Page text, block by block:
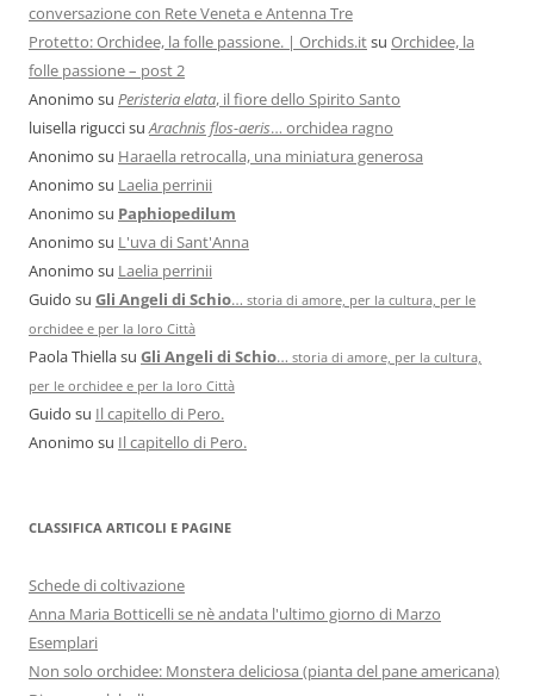
conversazione con Rete Veneta e Antenna Tre
Protetto: Orchidee, la folle passione. | Orchids.itsu Orchidee, la
folle passione – post 2
Anonimo su Peristeria elata, il fiore dello Spirito Santo
luisella riguccisu Arachnis flos-aeris… orchidea ragno
Anonimo su Haraella retrocalla, una miniatura generosa
Anonimo su Laelia perrinii
Anonimo su Paphiopedilum
Anonimo su L'uva di Sant'Anna
Anonimo su Laelia perrinii
Guido su Gli Angeli di Schio… storia di amore, per la cultura, per le
orchidee e per la loro Città
Paola Thiellasu Gli Angeli di Schio… storia di amore, per la cultura,
per le orchidee e per la loro Città
Guido su Il capitello di Pero.
Anonimo su Il capitello di Pero.
CLASSIFICA ARTICOLI E PAGINE
Schede di coltivazione
Anna Maria Botticelli se nè andata l'ultimo giorno di Marzo
Esemplari
Non solo orchidee: Monstera deliciosa (pianta del pane americana)